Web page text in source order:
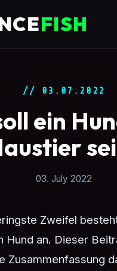
FISH
// 03.07.2022
ein
03. July 2022
Zweifel
Hund an. Dieser
Zusammenfassung